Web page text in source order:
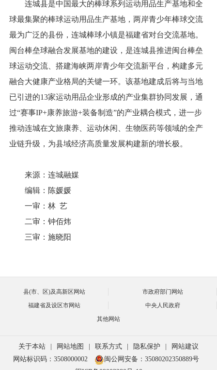
连城县是中国最大的棒球系列运动用品生产基地和全
球最集聚的棒球运动用品生产基地，两岸青少年棒球交流
最为广泛的县份，连城棒球小镇是福建省对台交流基地。
闽台棒垒球融合发展基地的建设，是连城县推进闽台棒垒
球运动交流、搭建海峡两岸青少年交流新平台，构建多元
融合大健康产业格局的关键一环。该基地建成后将与当地
已引进的13家运动用品企业形成的产业集群协同发展，通
过“赛事IP+康养旅游+装备制造”的产业耦合模式，进一步
推动连城在文旅康养、运动休闲、生物医药等领域的全产
业链升级，为县域经济高质量发展构建新的增长极。
来源：连城融媒
编辑：陈媛媛
一审：林 艺
二审：钟佰炜
三审：施晓阳
县(市、区)及高新区网站
市政府部门网站
福建省及设区市网站
中央人民政府
其他网站
关于本站 网站地图 联系方式 隐私保护
网站建议
网站标识码：3508000002
闽公网安备：35080202350889号